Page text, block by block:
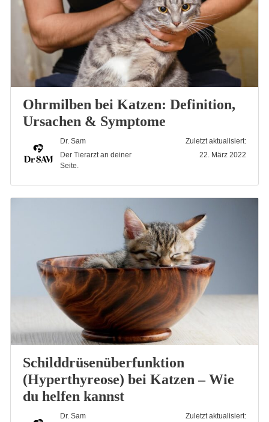
Ohrmilben bei Katzen: Definition,
Ursachen & Symptome
Dr. Sam
Der Tierarzt an deiner
Seite.
Zuletzt aktualisiert:
22. März 2022
Schilddrüsenüberfunktion
(Hyperthyreose) bei Katzen – Wie
du helfen kannst
Dr. Sam
Zuletzt aktualisiert: